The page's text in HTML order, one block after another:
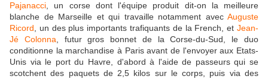
Pajanacci , un corse dont l'équipe produit dit-on la meilleure
blanche de Marseille et qui travaille notamment avec Auguste
Ricord , un des plus importants trafiquants de la French, et Jean-
Jé Colonna , futur gros bonnet de la Corse-du-Sud, le duo
conditionne la marchandise à Paris avant de l'envoyer aux Etats-
Unis via le port du Havre, d'abord à l'aide de passeurs qui se
scotchent des paquets de 2,5 kilos sur le corps, puis via des